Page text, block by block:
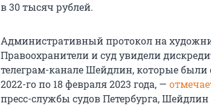
в 30 тысяч рублей.
Административный протокол на
Правоохранители и суд увидели
телеграм-канале Шейдлин, которые были
2022-го по 18 февраля 2023 года, —
пресс-службы судов Петербурга,